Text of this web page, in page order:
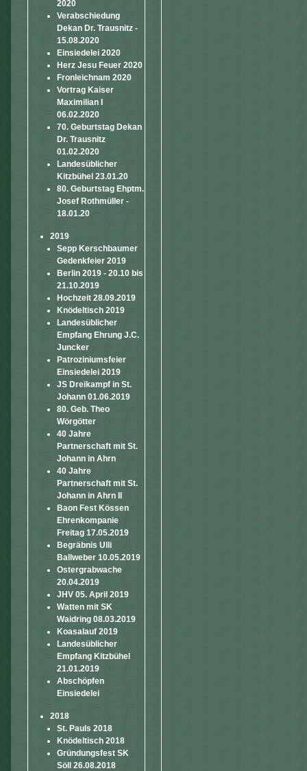
2020
Verabschiedung
Dekan Dr. Trausnitz -
15.08.2020
Einsiedelei 2020
Herz Jesu Feuer 2020
Fronleichnam 2020
Vortrag Kaiser
Maximilian I
06.02.2020
70. Geburtstag Dekan
Dr. Trausnitz
01.02.2020
Landesüblicher
Kitzbühel 23.01.20
80. Geburtstag Ehptm.
Josef Rothmüller -
18.01.20
2019
Sepp Kerschbaumer
Gedenkfeier 2019
Berlin 2019 - 20.10 bis
21.10.2019
Hochzeit 28.09.2019
Knödeltisch 2019
Landesüblicher
Empfang Ehrung J.C.
Juncker
Patroziniumsfeier
Einsiedelei 2019
JS Dreikampf in St.
Johann 01.06.2019
80. Geb. Theo
Wörgötter
40 Jahre
Partnerschaft mit St.
Johann in Ahrn
40 Jahre
Partnerschaft mit St.
Johann in Ahrn II
Baon Fest Kössen
Ehrenkompanie
Freitag 17.05.2019
Begräbnis Ulli
Ballweber 10.05.2019
Ostergrabwache
20.04.2019
JHV 05. April 2019
Watten mit SK
Waidring 08.03.2019
Koasalauf 2019
Landesüblicher
Empfang Kitzbühel
21.01.2019
Abschöpfen
Einsiedelei
2018
St. Pauls 2018
Knödeltisch 2018
Gründungsfest SK
Söll 26.08.2018